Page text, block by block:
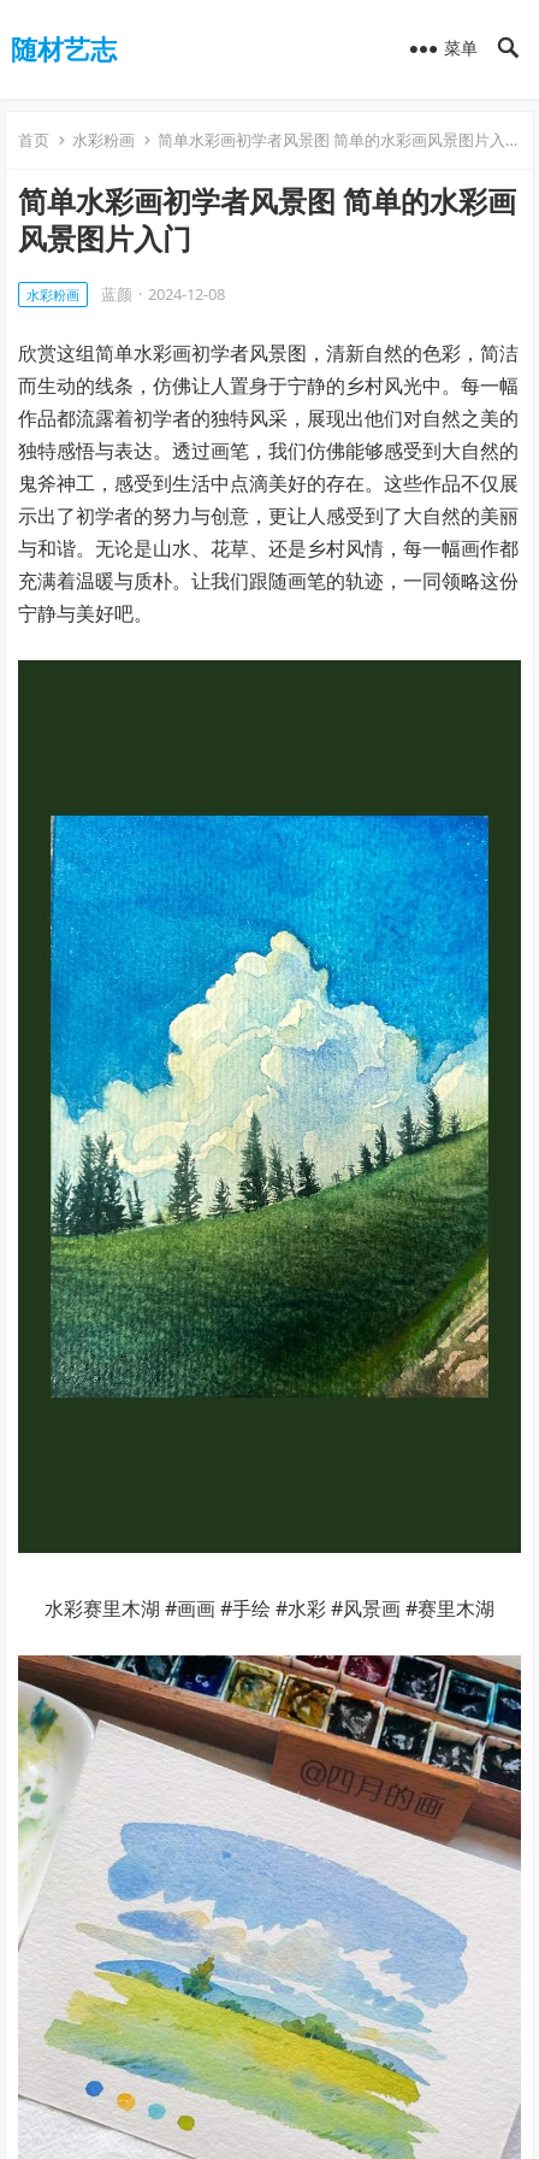
随材艺志 菜单
首页 水彩粉画 简单水彩画初学者风景图 简单的水彩画风景图片入门
简单水彩画初学者风景图 简单的水彩画
风景图片入门
水彩粉画 蓝颜 · 2024-12-08
欣赏这组简单水彩画初学者风景图，清新自然的色彩，简洁
而生动的线条，仿佛让人置身于宁静的乡村风光中。每一幅
作品都流露着初学者的独特风采，展现出他们对自然之美的
独特感悟与表达。透过画笔，我们仿佛能够感受到大自然的
鬼斧神工，感受到生活中点滴美好的存在。这些作品不仅展
示出了初学者的努力与创意，更让人感受到了大自然的美丽
与和谐。无论是山水、花草、还是乡村风情，每一幅画作都
充满着温暖与质朴。让我们跟随画笔的轨迹，一同领略这份
宁静与美好吧。
水彩赛里木湖 #画画 #手绘 #水彩 #风景画 #赛里木湖